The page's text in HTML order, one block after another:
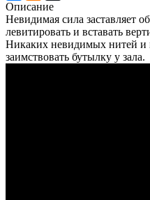
Описание
Невидимая сила заставляет
левитировать и вставать
Никаких невидимых нитей
заимствовать бутылку у зала.